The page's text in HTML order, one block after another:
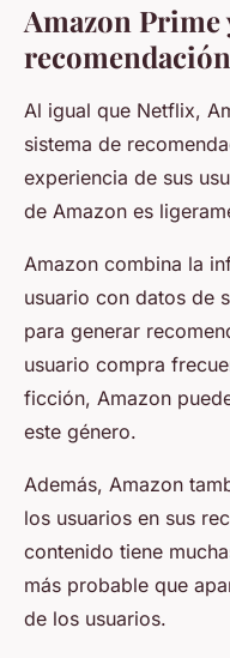
Amazon Prime
recomendación
Al igual que Netflix,
sistema de
experiencia de sus
de Amazon es
Amazon combina la
usuario con datos de
para generar
usuario compra
ficción, Amazon
este género.
Además, Amazon
los usuarios en sus
contenido tiene
más probable que
de los usuarios.